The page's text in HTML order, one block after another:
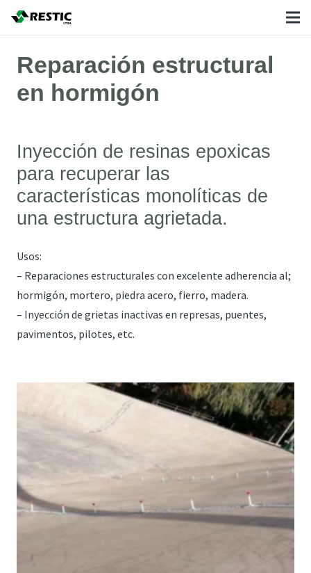
Reparación estructural
en hormigón
Inyección de resinas epoxicas
para recuperar las
características monolíticas de
una estructura agrietada.
Usos:
– Reparaciones estructurales con excelente adherencia al;
hormigón, mortero, piedra acero, fierro, madera.
– Inyección de grietas inactivas en represas, puentes,
pavimentos, pilotes, etc.